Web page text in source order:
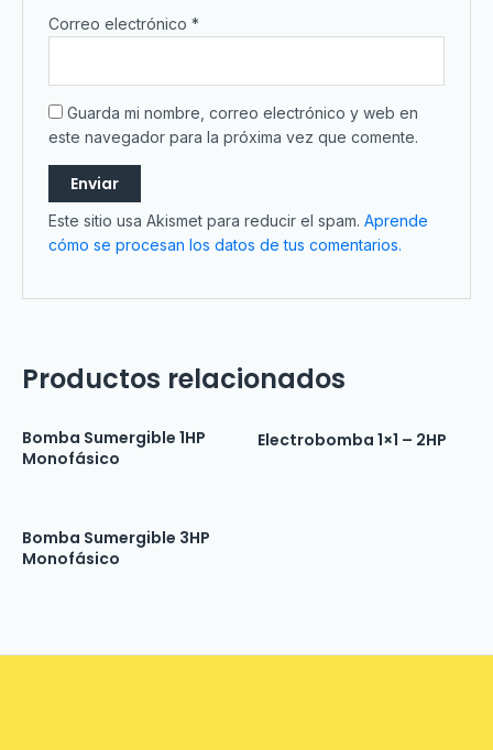
Correo electrónico*
Guarda mi nombre, correo electrónico y web en
este navegador para la próxima vez que comente.
Este sitio usa Akismet para reducir el spam.Aprende
cómo se procesan los datos de tus comentarios.
Productos relacionados
Bomba Sumergible 1HP
Monofásico
Electrobomba 1×1 – 2HP
Bomba Sumergible 3HP
Monofásico